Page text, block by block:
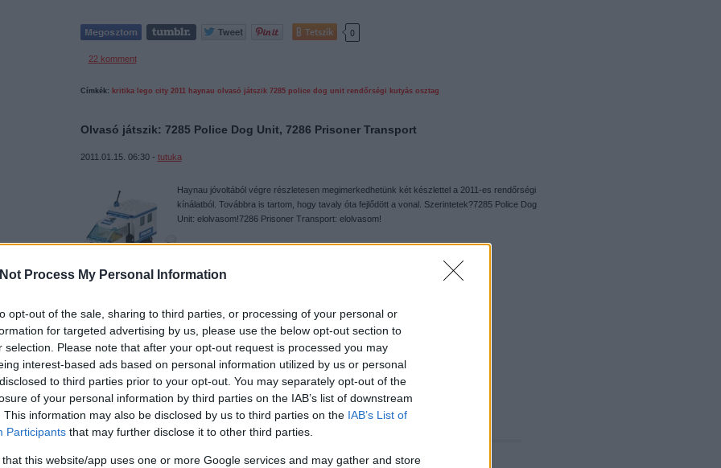
Process My Personal Information
opt-out of the sale, sharing to third parties, or processing of your personal or
for targeted advertising by us, please use the below opt-out section to
selection. Please note that after your opt-out request is processed you may
interest-based ads based on personal information utilized by us or personal
to third parties prior to your opt-out. You may separately opt-out of the
of your personal information by third parties on the IAB’s list of downstream
This information may also be disclosed by us to third parties on the IAB’s List of
Participants that may further disclose it to other third parties.
that this website/app uses one or more Google services and may gather and store
nem tudod
kattints!
Tetszik 0
22komment
Címkék: kritika lego city 2011 haynau olvasó játszik 7285 police dog unit rendőrségi kutyás osztag
Olvasó játszik: 7285 Police Dog Unit, 7286 Prisoner Transport
2011.01.15. 06:30 - tutuka
Haynau jóvoltából végre részletesen megimerkedhetünk két készlettel a 2011-es rendőrségi
kínálatból. Továbbra is tartom, hogy tavaly óta fejlődött a vonal. Szerintetek?7285 Police Dog
Unit: elolvasom!7286 Prisoner Transport: elolvasom!
A bejegyzés még nem ért véget! Sőt. »
Tetszik 0
komment
Címkék: 7285